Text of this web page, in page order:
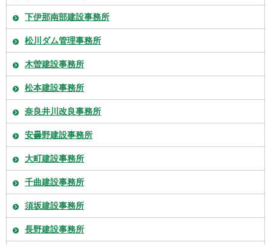
下伊那南部建設事務所
松川ダム管理事務所
木曽建設事務所
松本建設事務所
奈良井川改良事務所
安曇野建設事務所
大町建設事務所
千曲建設事務所
須坂建設事務所
長野建設事務所